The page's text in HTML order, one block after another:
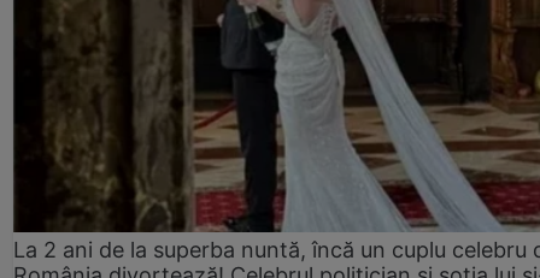
La 2 ani de la superba nuntă, încă un cuplu celebru